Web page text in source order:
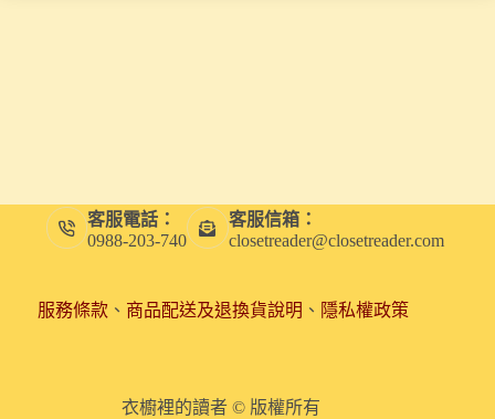
客服電話：
0988-203-740
客服信箱：
closetreader@closetreader.com
服務條款、 商品配送及退換貨說明 、 隱私權政策
衣櫥裡的讀者 © 版權所有